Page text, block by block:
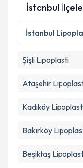
Kişisel
Metni'ni
İstanbul
İstanbul
Şişli Lipoplasti
Ataşehir
Kadıköy
Bakırköy
Beşiktaş